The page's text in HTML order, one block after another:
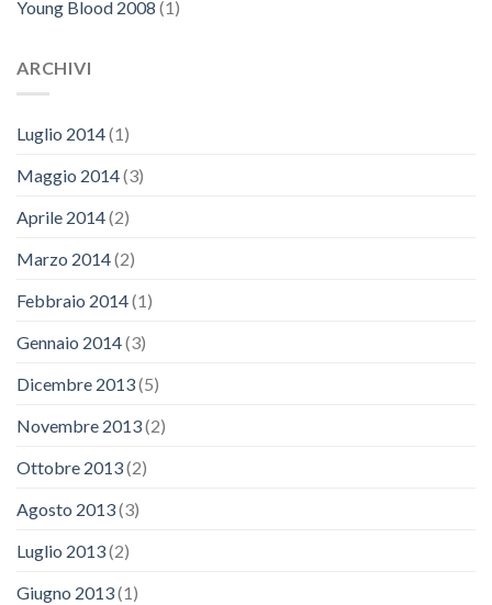
Young Blood 2008 (1)
ARCHIVI
Luglio 2014(1)
Maggio 2014(3)
Aprile 2014(2)
Marzo 2014(2)
Febbraio 2014(1)
Gennaio 2014(3)
Dicembre 2013(5)
Novembre 2013(2)
Ottobre 2013(2)
Agosto 2013(3)
Luglio 2013(2)
Giugno 2013(1)